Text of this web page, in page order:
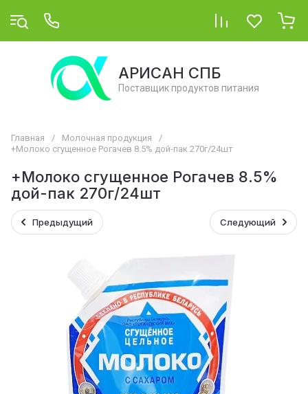
АРИСАН СПБ
Поставщик продуктов питания
Главная / Молочная продукция
/
+Молоко сгущенное Рогачев 8.5% дой-пак 270г/24шт
+Молоко сгущенное Рогачев 8.5%
дой-пак 270г/24шт
Предыдущий Следующий